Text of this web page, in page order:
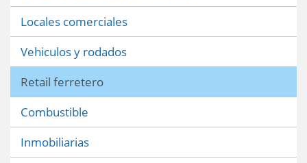
Locales comerciales
Vehiculos y rodados
Retail ferretero
Combustible
Inmobiliarias